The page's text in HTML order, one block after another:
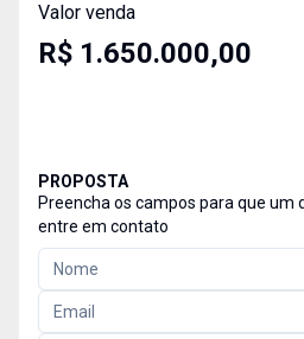
Valor venda
R$ 1.650.000,00
PROPOSTA
Preencha os campos para que um
entre em contato